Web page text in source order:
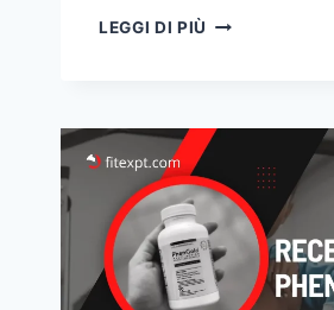
LEGGI DI PIÙ PERDITA
BROOKS
PRIMA
E
DOPO
LE
FOTO